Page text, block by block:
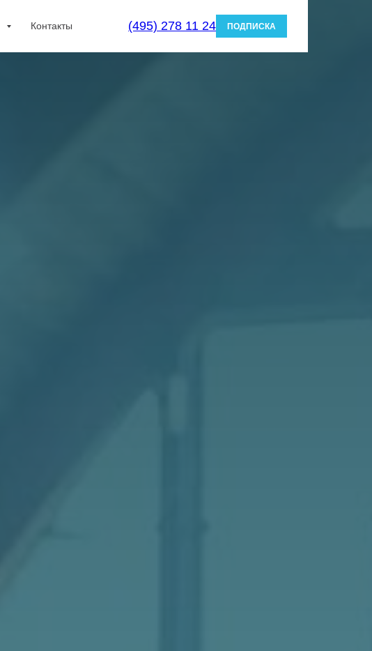
Контакты (495) 278 11 24 ПОДПИСКА